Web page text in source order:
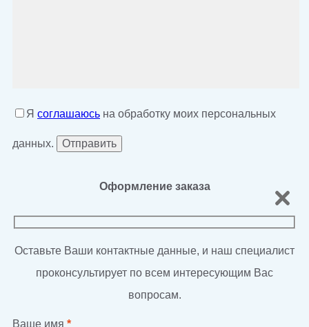
Я соглашаюсь на обработку моих персональных
данных.
Оформление заказа
Оставьте Ваши контактные данные, и наш специалист
проконсультирует по всем интересующим Вас
вопросам.
Ваше имя *